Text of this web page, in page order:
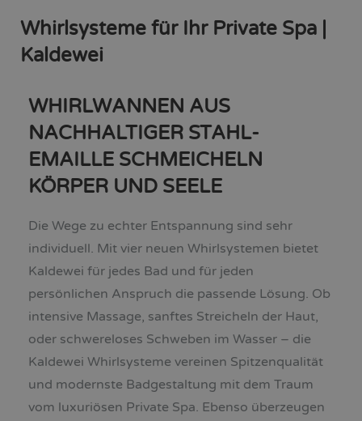
Whirlsysteme für Ihr Private Spa |
Kaldewei
WHIRLWANNEN AUS
NACHHALTIGER STAHL-
EMAILLE SCHMEICHELN
KÖRPER UND SEELE
Die Wege zu echter Entspannung sind sehr
individuell. Mit vier neuen Whirlsystemen bietet
Kaldewei für jedes Bad und für jeden
persönlichen Anspruch die passende Lösung. Ob
intensive Massage, sanftes Streicheln der Haut,
oder schwereloses Schweben im Wasser – die
Kaldewei Whirlsysteme vereinen Spitzenqualität
und modernste Badgestaltung mit dem Traum
vom luxuriösen Private Spa. Ebenso überzeugen